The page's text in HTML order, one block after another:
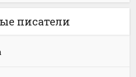
писатели